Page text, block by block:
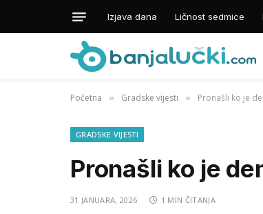
Izjava dana Ličnost sedmice
Početna » Gradske vijesti » Pronašli ko je
GRADSKE VIJESTI
Pronašli ko je
31 JANUARA, 2026 1 MIN ČITANJA